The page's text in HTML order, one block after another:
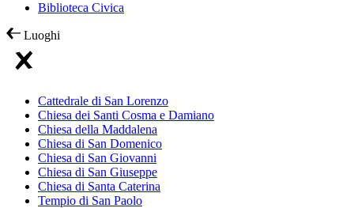
Biblioteca Civica
Luoghi
Cattedrale di San Lorenzo
Chiesa dei Santi Cosma e Damiano
Chiesa della Maddalena
Chiesa di San Domenico
Chiesa di San Giovanni
Chiesa di San Giuseppe
Chiesa di Santa Caterina
Tempio di San Paolo